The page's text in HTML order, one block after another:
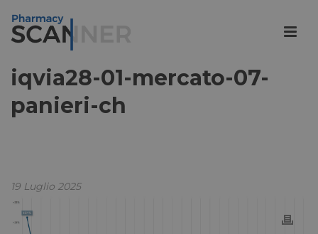
iqvia28-01-mercato-07-
panieri-ch
19 Luglio 2025